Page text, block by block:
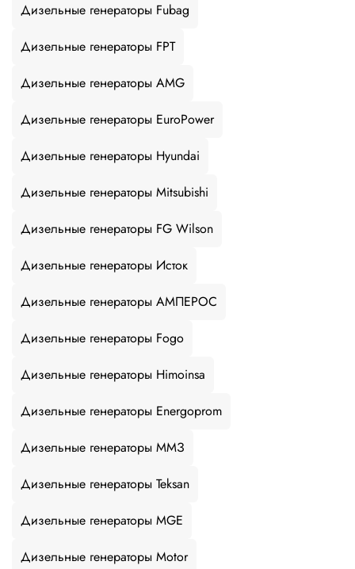
Дизельные генераторы Fubag
Дизельные генераторы FPT
Дизельные генераторы AMG
Дизельные генераторы EuroPower
Дизельные генераторы Hyundai
Дизельные генераторы Mitsubishi
Дизельные генераторы FG Wilson
Дизельные генераторы Исток
Дизельные генераторы АМПЕРОС
Дизельные генераторы Fogo
Дизельные генераторы Himoinsa
Дизельные генераторы Energoprom
Дизельные генераторы ММЗ
Дизельные генераторы Teksan
Дизельные генераторы MGE
Дизельные генераторы Motor